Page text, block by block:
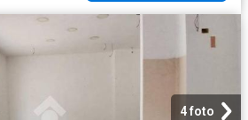
4 foto